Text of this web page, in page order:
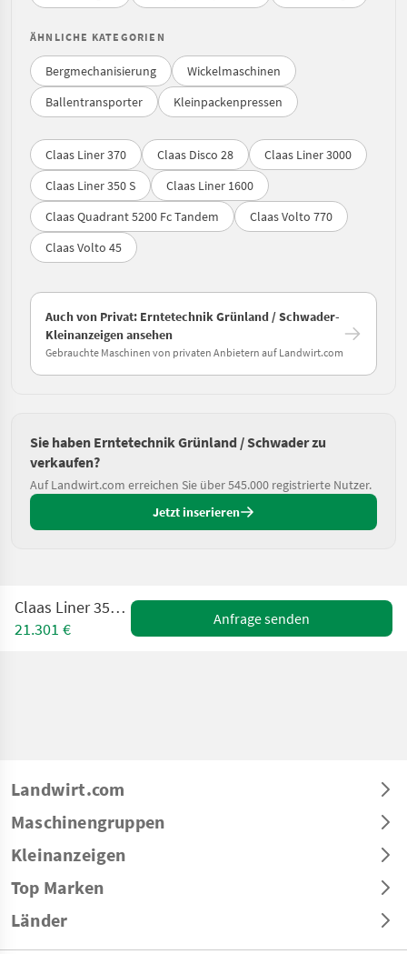
ÄHNLICHE KATEGORIEN
Bergmechanisierung
Wickelmaschinen
Ballentransporter
Kleinpackenpressen
Claas Liner 370 Claas Disco 28
Claas Liner 3000
Claas Liner 350 S
Claas Liner 1600
Claas Quadrant 5200 Fc Tandem
Claas Volto 770
Claas Volto 45
Auch von Privat: Erntetechnik Grünland / Schwader-
Kleinanzeigen ansehen
Gebrauchte Maschinen von privaten Anbietern auf Landwirt.com
Sie haben Erntetechnik Grünland / Schwader zu
verkaufen?
Auf Landwirt.com erreichen Sie über 545.000 registrierte Nutzer.
Jetzt inserieren
Claas Liner 3500 Comfort
21.301 €
Anfrage senden
Landwirt.com
Maschinengruppen
Kleinanzeigen
Top Marken
Länder